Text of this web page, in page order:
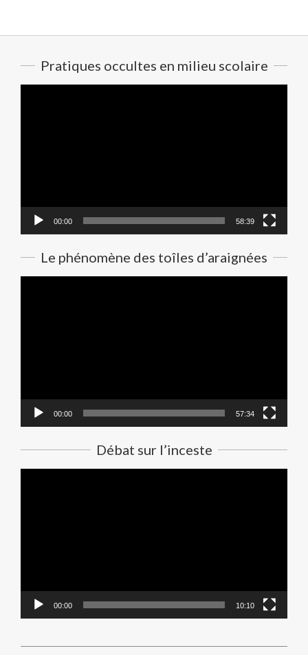
Pratiques occultes en milieu scolaire
00:00 58:39
Le phénomène des toîles d’araignées
00:00 57:34
Débat sur l’inceste
00:00 10:10